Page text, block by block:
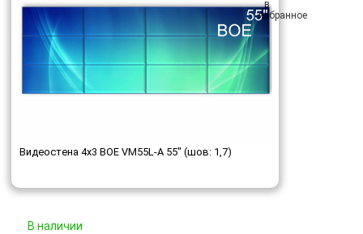
Видеостена 4x3 BOE VM55L-A 55" (шов: 1,7)
В наличии